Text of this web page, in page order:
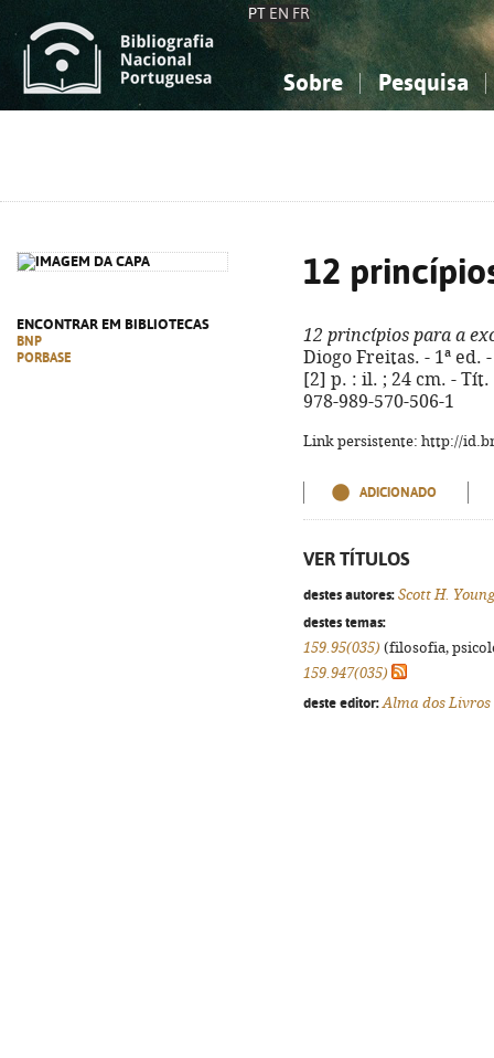
PT EN FR
Sobre Pesquisa
ENCONTRAR EM BIBLIOTECAS
BNP
PORBASE
12
12 princípios para a
Diogo Freitas. - 1ª ed.
[2] p. : il. ; 24 cm. -
978-989-570-506-1
Link persistente: http://
ADICIONADO
VER TÍTULOS
destes autores: Scott H. Young
destes temas:
159.95(035) (filosofia,
159.947(035)
deste editor: Alma dos Livros